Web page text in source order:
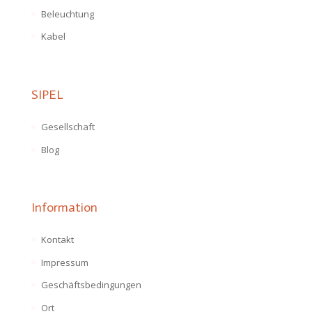
Beleuchtung
Kabel
SIPEL
Gesellschaft
Blog
Information
Kontakt
Impressum
Geschäftsbedingungen
Ort